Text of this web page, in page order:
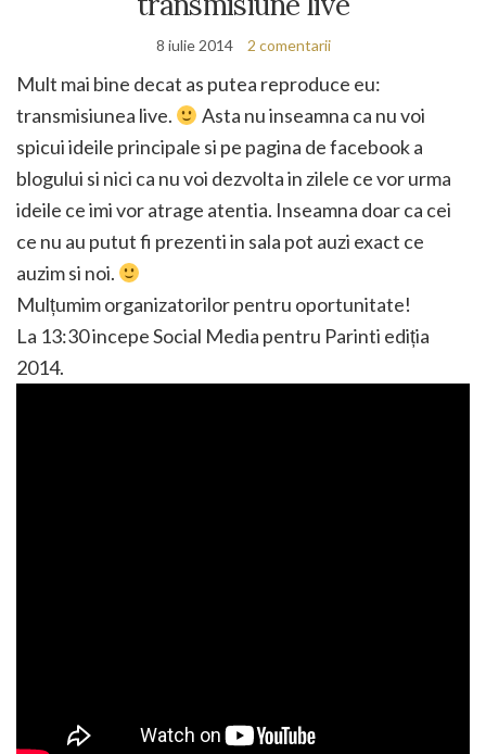
8 iulie 2014 2 comentarii
Mult mai bine decat as putea reproduce eu:
transmisiunea live.
Asta nu inseamna ca nu voi
spicui ideile principale si pe pagina de facebook a
blogului si nici ca nu voi dezvolta in zilele ce vor urma
ideile ce imi vor atrage atentia. Inseamna doar ca cei
ce nu au putut fi prezenti in sala pot auzi exact ce
auzim si noi.
Mulțumim organizatorilor pentru oportunitate!
La 13:30 incepe Social Media pentru Parinti ediția
2014.